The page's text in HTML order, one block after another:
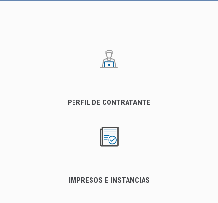
PERFIL DE CONTRATANTE
IMPRESOS E INSTANCIAS